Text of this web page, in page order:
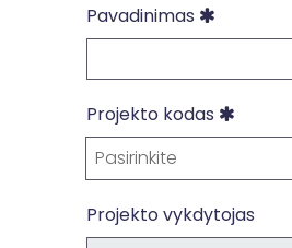
Pavadinimas
Projekto kodas
Pasirinkite
Projekto vykdytojas